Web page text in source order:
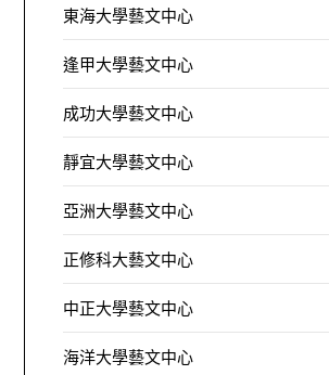
東海大學藝文中心
逢甲大學藝文中心
成功大學藝文中心
靜宜大學藝文中心
亞洲大學藝文中心
正修科大藝文中心
中正大學藝文中心
海洋大學藝文中心